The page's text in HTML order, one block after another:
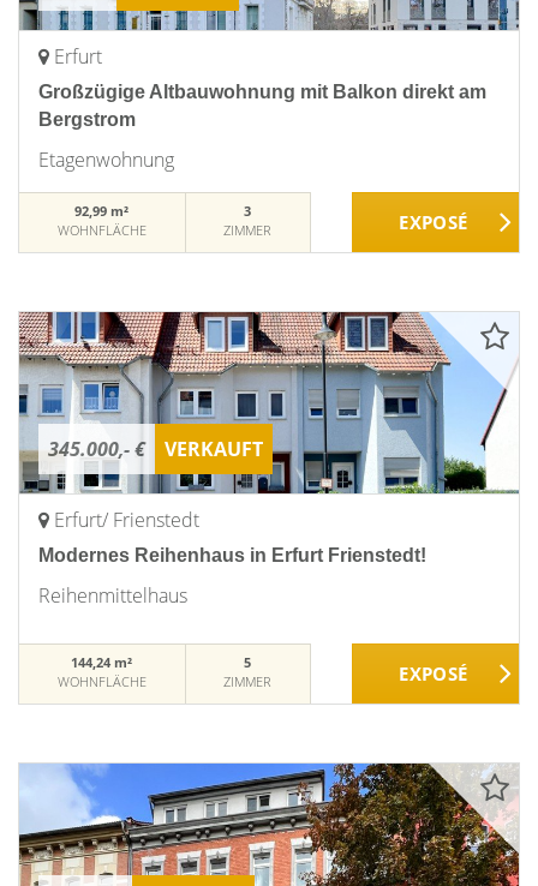
Erfurt
Großzügige Altbauwohnung mit Balkon direkt am
Bergstrom
Etagenwohnung
92,99 m²
WOHNFLÄCHE
3
ZIMMER
345.000,- € VERKAUFT
Erfurt/ Frienstedt
Modernes Reihenhaus in Erfurt Frienstedt!
Reihenmittelhaus
144,24 m²
WOHNFLÄCHE
5
ZIMMER